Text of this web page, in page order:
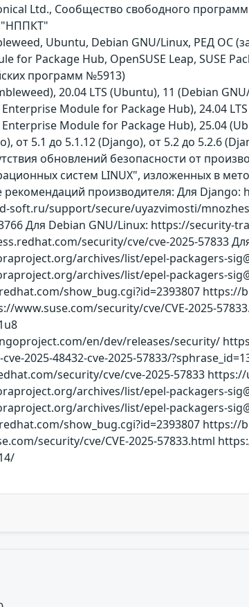
Ltd., Сообщество свободного
"НППКТ"
Ubuntu, Debian GNU/Linux, РЕД ОС
for Package Hub, OpenSUSE Leap, SUSE
программ №5913)
20.04 LTS (Ubuntu), 11 (Debian
Enterprise Module for Package Hub), 24.04
Enterprise Module for Package Hub), 25.04
от 5.1 до 5.1.12 (Django), от 5.2 до 5.2.6
обновлений безопасности от
систем LINUX", изложенных в
рекомендаций производителя: Для
soft.ru/support/secure/uyazvimosti/
Для Debian GNU/Linux: https://security-
security/cve/cve-2025-57833
archives/list/epel-packagers-
archives/list/epel-packagers-
show_bug.cgi?id=2393807
www.suse.com/security/cve/CVE-2025-
en/dev/releases/security/
2025-48432-cve-2025-57833/
security/cve/cve-2025-57833
archives/list/epel-packagers-
archives/list/epel-packagers-
show_bug.cgi?id=2393807 https://
security/cve/CVE-2025-57833.html